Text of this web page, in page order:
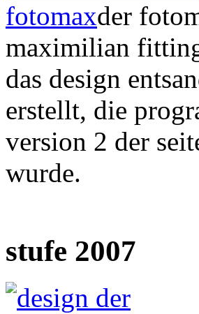
fotomaxder
maximilian
das design
erstellt, die
version 2 der
wurde.
stufe 2007